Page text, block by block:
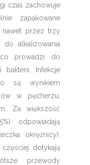
czas zachowuje
zapakowane
przez trzy
alkalizowania
prowadzi do
bakterii. Infekcje
są wynikiem
w pęcherzu,
Za większość
odpowiadają
okrężnicy).
dotykają
przewody